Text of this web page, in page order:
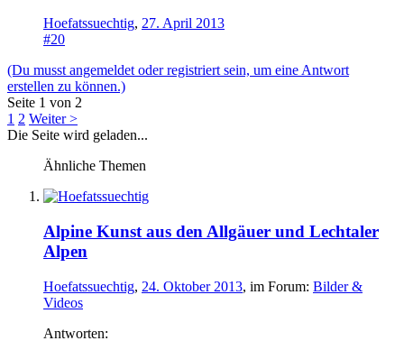
Hoefatssuechtig, 27. April 2013
#20
(Du musst angemeldet oder registriert sein, um eine Antwort
erstellen zu können.)
Seite 1 von 2
1 2 Weiter >
Die Seite wird geladen...
Ähnliche Themen
Alpine Kunst aus den Allgäuer und Lechtaler
Alpen
Hoefatssuechtig, 24. Oktober 2013, im Forum: Bilder &
Videos
Antworten: